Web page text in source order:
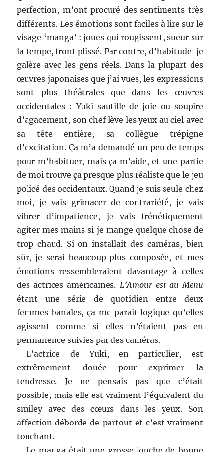
perfection, m’ont procuré des sentiments très
différents. Les émotions sont faciles à lire sur le
visage ‘manga’ : joues qui rougissent, sueur sur
la tempe, front plissé. Par contre, d’habitude, je
galère avec les gens réels. Dans la plupart des
œuvres japonaises que j’ai vues, les expressions
sont plus théâtrales que dans les œuvres
occidentales : Yuki sautille de joie ou soupire
d’agacement, son chef lève les yeux au ciel avec
sa tête entière, sa collègue trépigne
d’excitation. Ça m’a demandé un peu de temps
pour m’habituer, mais ça m’aide, et une partie
de moi trouve ça presque plus réaliste que le jeu
policé des occidentaux. Quand je suis seule chez
moi, je vais grimacer de contrariété, je vais
vibrer d’impatience, je vais frénétiquement
agiter mes mains si je mange quelque chose de
trop chaud. Si on installait des caméras, bien
sûr, je serai beaucoup plus composée, et mes
émotions ressembleraient davantage à celles
des actrices américaines. L’Amour est au Menu
étant une série de quotidien entre deux
femmes banales, ça me parait logique qu’elles
agissent comme si elles n’étaient pas en
permanence suivies par des caméras.
L’actrice de Yuki, en particulier, est
extrêmement douée pour exprimer la
tendresse. Je ne pensais pas que c’était
possible, mais elle est vraiment l’équivalent du
smiley avec des cœurs dans les yeux. Son
affection déborde de partout et c’est vraiment
touchant.
Le manga était une grosse louche de bonne